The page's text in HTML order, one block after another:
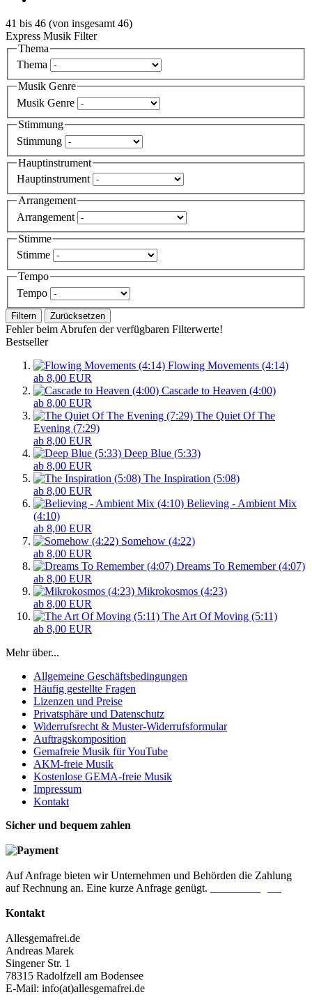
41 bis 46 (von insgesamt 46)
Express Musik Filter
Thema
Thema
Musik Genre
Musik Genre
Stimmung
Stimmung
Hauptinstrument
Hauptinstrument
Arrangement
Arrangement
Stimme
Stimme
Tempo
Tempo
Filtern Zurücksetzen
Fehler beim Abrufen der verfügbaren Filterwerte!
Bestseller
Flowing Movements (4:14)
ab 8,00 EUR
Cascade to Heaven (4:00)
ab 8,00 EUR
The Quiet Of The
Evening (7:29)
ab 8,00 EUR
Deep Blue (5:33)
ab 8,00 EUR
The Inspiration (5:08)
ab 8,00 EUR
Believing - Ambient Mix
(4:10)
ab 8,00 EUR
Somehow (4:22)
ab 8,00 EUR
Dreams To Remember (4:07)
ab 8,00 EUR
Mikrokosmos (4:23)
ab 8,00 EUR
The Art Of Moving (5:11)
ab 8,00 EUR
Mehr über...
Allgemeine Geschäftsbedingungen
Häufig gestellte Fragen
Lizenzen und Preise
Privatsphäre und Datenschutz
Widerrufsrecht & Muster-Widerrufsformular
Auftragskomposition
Gemafreie Musik für YouTube
AKM-freie Musik
Kostenlose GEMA-freie Musik
Impressum
Kontakt
Sicher und bequem zahlen
Auf Anfrage bieten wir Unternehmen und Behörden die Zahlung
auf Rechnung an. Eine kurze Anfrage genügt.
Kontakt
Allesgemafrei.de
Andreas Marek
Singener Str. 1
78315 Radolfzell am Bodensee
E-Mail: info(at)allesgemafrei.de